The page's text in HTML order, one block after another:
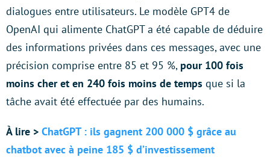
dialogues entre utilisateurs. Le modèle GPT4 de
OpenAI qui alimente ChatGPT a été capable de déduire
des informations privées dans ces messages, avec une
précision comprise entre 85 et 95 %, pour 100 fois
moins cher et en 240 fois moins de temps que si la
tâche avait été effectuée par des humains.
À lire > ChatGPT : ils gagnent 200 000 $ grâce au
chatbot avec à peine 185 $ d’investissement